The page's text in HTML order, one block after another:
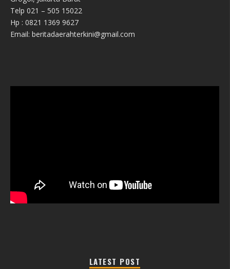
Telp 021 – 505 15022
Hp : 0821 1369 9627
Email: beritadaerahterkini@gmail.com
LATEST POST